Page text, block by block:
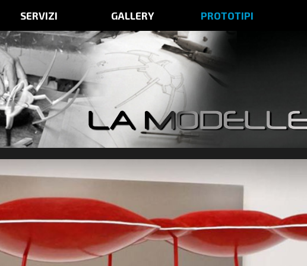
SERVIZI GALLERY PROTOTIPI